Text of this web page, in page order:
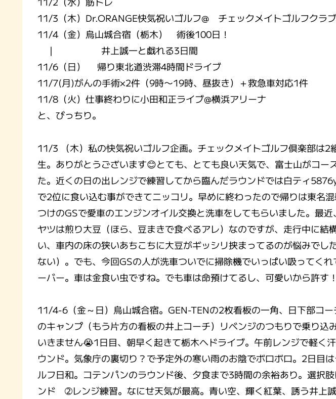
11/3（木）Dr.ORANGE快気祝いゴルフ@ チェックメイトゴルフクラブ
11/4（金）烏山城合宿（栃木） 術後100日！
｜ 井上誠一と戯れる3日間
11/6（日） 帰り東北道渋滞4時間ドライブ
11/7(月)がんの手術×2件（9時〜19時、昼抜き）＋救急車対応1件
11/8（火）仕事終わりに小田和正ライブ@横浜アリーナ
と、びっちり。
11/3 （木）私の快気祝いゴルフ企画。チェックメイトゴルフ倶楽部は2
生。ありがとうございます😊とても、とても良い天気で、富士山がコー
た。近くの日の出レンジで練習してから臨んだラウンドでは白ティ
で2位に食い込む事ができてニッコリ。早めに終わったので帰りは東名
つけのGSで愛車のエンジンオイル交換と洗車をしてもらいました。最
ヤツは煎り大豆（ほら、豆まきで食べるアレ）なのですが、走行中に結
い、車内の床の狭いあちこちに大豆がギッシリ挟まってるのが悩みでし
ない）。でも、今回GSの人が洗車ついでに掃除機でいっぱい吸ってく
ーバー。車は金食い虫ですね。でも車は命預けてるし、可愛いから許す
11/4-6（金～日）烏山城合宿。GEN-TENの2枚看板の一角、日下部コ
のキャンプ（もう片方の看板の井上コーチ）リベンジのつもりで乗り込
いきません😭1日目、朝早く起きて栃木へドライブ。午前レンジで軽く
ウンド。気象庁の裏切り？で予定外の寒い雨のお陰でボロボロ。2日目
ルフ日和。コテンパンのラウンド後、夕食まで3時間の余裕あり。選択
ンド ➁レンジ練習。なにせ天気が最高。青い空、輝く紅葉、誘う井上